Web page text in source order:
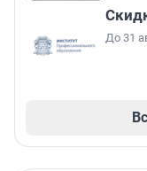
До 31